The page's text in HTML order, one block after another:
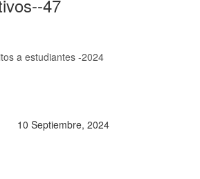
47
a estudiantes -2024
10 Septiembre, 2024